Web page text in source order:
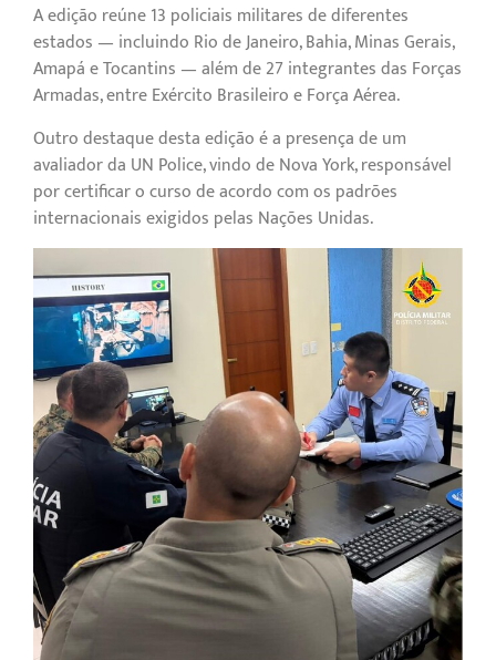
A edição reúne 13 policiais militares de diferentes
estados — incluindo Rio de Janeiro, Bahia, Minas Gerais,
Amapá e Tocantins — além de 27 integrantes das Forças
Armadas, entre Exército Brasileiro e Força Aérea.
Outro destaque desta edição é a presença de um
avaliador da UN Police, vindo de Nova York, responsável
por certificar o curso de acordo com os padrões
internacionais exigidos pelas Nações Unidas.